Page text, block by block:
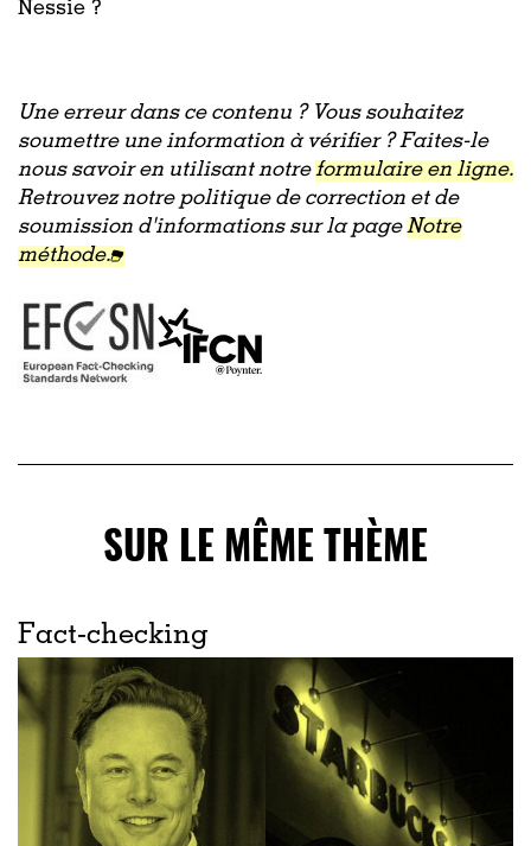
Nessie ?
Une erreur dans ce contenu ? Vous souhaitez
soumettre une information à vérifier ? Faites-le
nous savoir en utilisant notreformulaire en ligne.
Retrouvez notre politique de correction et de
soumission d'informations sur la pageNotre
méthode.
SUR LE MÊME THÈME
Fact-checking